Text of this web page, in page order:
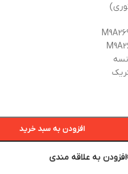
افزودن به سبد خرید
افزودن به علاقه مندی